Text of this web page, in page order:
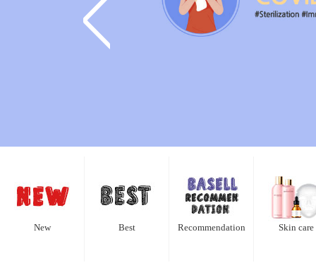
<
New Best Recommendation Skin care